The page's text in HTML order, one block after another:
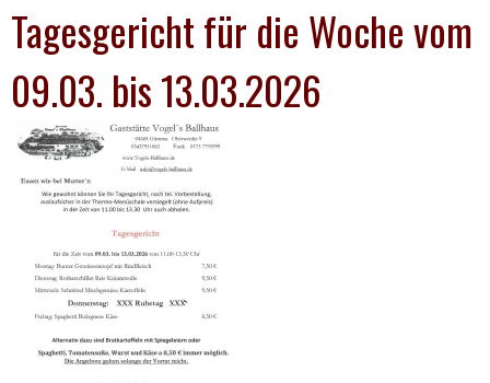
Tagesgericht für die Woche vom
09.03. bis 13.03.2026